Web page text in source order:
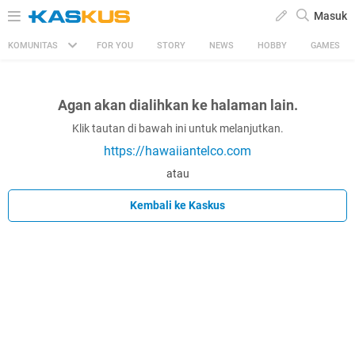
Masuk
KOMUNITAS FOR YOU STORY NEWS HOBBY GAMES
Agan akan dialihkan ke halaman lain.
Klik tautan di bawah ini untuk melanjutkan.
https://hawaiiantelco.com
atau
Kembali ke Kaskus